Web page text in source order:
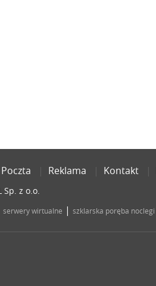
Poczta Reklama Kontakt
z o.o.
serwery wirtualne | szklarska poręba noclegi